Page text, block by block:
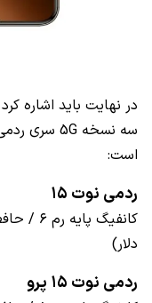
در نهایت باید اشاره
است:
ردمی نوت ۱۵
دلار)
ردمی نوت ۱۵ پرو